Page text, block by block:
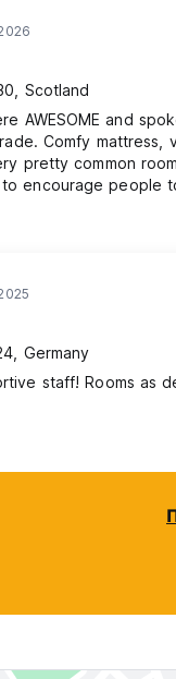
Scotland
AWESOME and
Comfy mattress,
pretty common
encourage people
I did spend a lot
Germany
staff! Rooms as